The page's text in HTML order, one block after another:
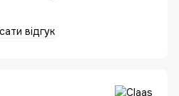
відгук